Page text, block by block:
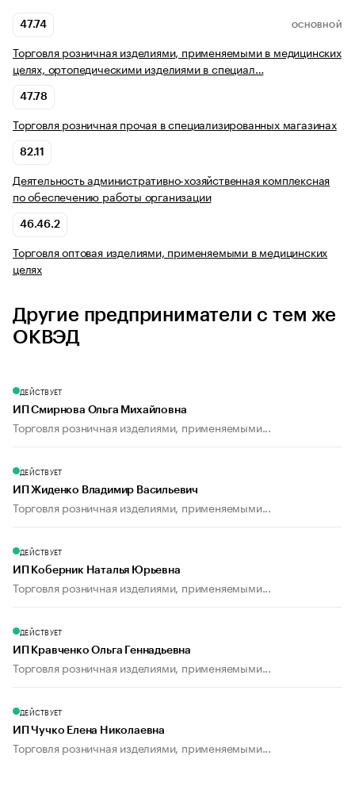
47.74 ОСНОВНОЙ
Торговля розничная изделиями, применяемыми в медицинских
целях, ортопедическими изделиями в специал…
47.78
Торговля розничная прочая в специализированных магазинах
82.11
Деятельность административно-хозяйственная комплексная
по обеспечению работы организации
46.46.2
Торговля оптовая изделиями, применяемыми в медицинских
целях
Другие предприниматели с тем же
ОКВЭД
ДЕЙСТВУЕТ
ИП Смирнова Ольга Михайловна
Торговля розничная изделиями, применяемыми...
ДЕЙСТВУЕТ
ИП Жиденко Владимир Васильевич
Торговля розничная изделиями, применяемыми...
ДЕЙСТВУЕТ
ИП Коберник Наталья Юрьевна
Торговля розничная изделиями, применяемыми...
ДЕЙСТВУЕТ
ИП Кравченко Ольга Геннадьевна
Торговля розничная изделиями, применяемыми...
ДЕЙСТВУЕТ
ИП Чучко Елена Николаевна
Торговля розничная изделиями, применяемыми...